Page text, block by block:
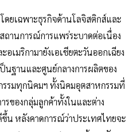
ยเฉพาะธุรกิจด้านโลจิสติกส์และ
ถานการณ์การแพร่ระบาดต่อเนื่อง
มริกามายังเอเชียตะวันออกเฉียง
นฐานและศูนย์กลางการผลิตของ
รรมทุกนิคมฯ ทั้งนิคมอุตสาหกรรมที่
ของกลุ่มลูกค้าทั้งในและต่าง
น หลังคาดการณ์ว่าประเทศไทยจะ